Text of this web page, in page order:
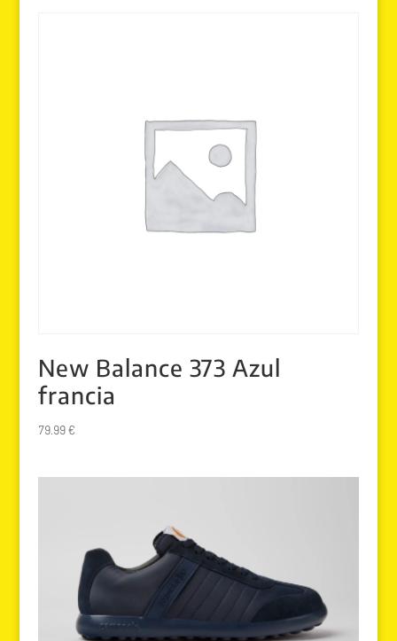
New Balance 373 Azul
francia
79.99€